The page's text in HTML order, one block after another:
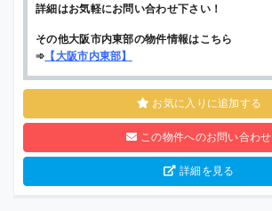
詳細はお気軽にお問い合わせ下さい！
その他大阪市内東部の物件情報はこちら
➾ 【大阪市内東部】
お気に入りに追加する
この物件へのお問い合わせ
詳細を見る